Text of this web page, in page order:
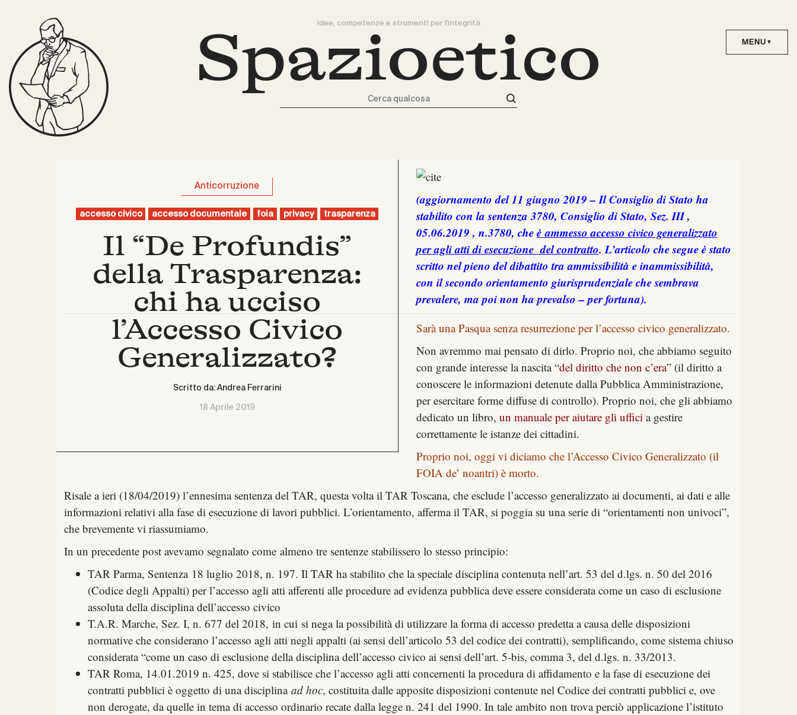
Idee, competenze e strumenti per l'integrità
Spazioetico
Anticorruzione
accesso civico accesso documentale foia privacy trasparenza
Il “De Profundis”
della Trasparenza:
chi ha ucciso
l’Accesso Civico
Generalizzato?
Scritto da: Andrea Ferrarini
18 Aprile 2019
(aggiornamento del 11 giugno 2019 – Il Consiglio di Stato ha
stabilito con la sentenza 3780, Consiglio di Stato, Sez. III ,
05.06.2019 , n.3780, cheè ammesso accesso civico generalizzato
per agli atti di esecuzione del contratto. L’articolo che segue è stato
scritto nel pieno del dibattito tra ammissibilità e inammissibilità,
con il secondo orientamento giurisprudenziale che sembrava
prevalere, ma poi non ha prevalso – per fortuna).
Sarà una Pasqua senza resurrezione per l’accesso civico generalizzato.
Non avremmo mai pensato di dirlo. Proprio noi, che abbiamo seguito
con grande interesse la nascita “del diritto che non c’era” (il diritto a
conoscere le informazioni detenute dalla Pubblica Amministrazione,
per esercitare forme diffuse di controllo). Proprio noi, che gli abbiamo
dedicato un libro, un manuale per aiutare gli uffici a gestire
correttamente le istanze dei cittadini.
Proprio noi, oggi vi diciamo che l’Accesso Civico Generalizzato (il
FOIA de’ noantri) è morto.
Risale a ieri (18/04/2019) l’ennesima sentenza del TAR, questa volta il TAR Toscana, che esclude l’accesso generalizzato ai documenti, ai dati e alle
informazioni relativi alla fase di esecuzione di lavori pubblici. L’orientamento, afferma il TAR, si poggia su una serie di “orientamenti non univoci”,
che brevemente vi riassumiamo.
In un precedente postavevamo segnalato come almeno tre sentenze stabilissero lo stesso principio:
TAR Parma, Sentenza 18 luglio 2018, n. 197. Il TAR ha stabilito che la speciale disciplina contenuta nell’art. 53 del d.lgs. n. 50 del 2016
(Codice degli Appalti) per l’accesso agli atti afferenti alle procedure ad evidenza pubblica deve essere considerata come un caso di esclusione
assoluta della disciplina dell’accesso civico
T.A.R. Marche, Sez. I, n. 677 del 2018, in cui si nega la possibilità di utilizzare la forma di accesso predetta a causa delle disposizioni
normative che considerano l’accesso agli atti negli appalti (ai sensi dell’articolo 53 del codice dei contratti), semplificando, come sistema chiuso
considerata “come un caso di esclusione della disciplina dell’accesso civico ai sensi dell’art. 5-bis, comma 3, del d.lgs. n. 33/2013.
TAR Roma, 14.01.2019 n. 425, dove si stabilisce che l’accesso agli atti concernenti la procedura di affidamento e la fase di esecuzione dei
contratti pubblici è oggetto di una disciplina ad hoc, costituita dalle apposite disposizioni contenute nel Codice dei contratti pubblici e, ove
non derogate, da quelle in tema di accesso ordinario recate dalla legge n. 241 del 1990. In tale ambito non trova perciò applicazione l’istituto